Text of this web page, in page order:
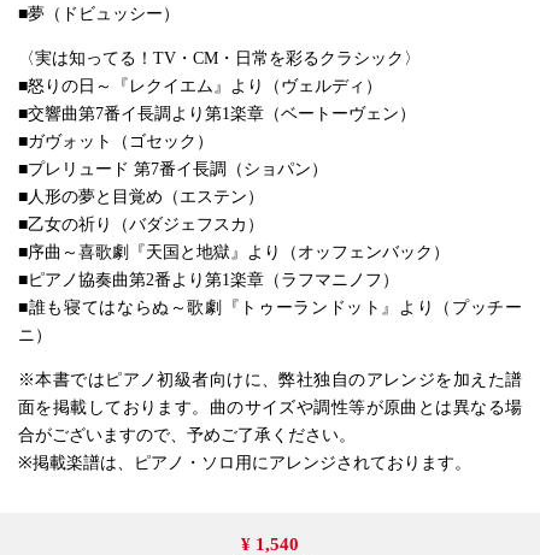
■夢（ドビュッシー）
〈実は知ってる！TV・CM・日常を彩るクラシック〉
■怒りの日～『レクイエム』より（ヴェルディ）
■交響曲第7番イ長調より第1楽章（ベートーヴェン）
■ガヴォット（ゴセック）
■プレリュード 第7番イ長調（ショパン）
■人形の夢と目覚め（エステン）
■乙女の祈り（バダジェフスカ）
■序曲～喜歌劇『天国と地獄』より（オッフェンバック）
■ピアノ協奏曲第2番より第1楽章（ラフマニノフ）
■誰も寝てはならぬ～歌劇『トゥーランドット』より（プッチー
ニ）
※本書ではピアノ初級者向けに、弊社独自のアレンジを加えた譜
面を掲載しております。曲のサイズや調性等が原曲とは異なる場
合がございますので、予めご了承ください。
※掲載楽譜は、ピアノ・ソロ用にアレンジされております。
¥ 1,540